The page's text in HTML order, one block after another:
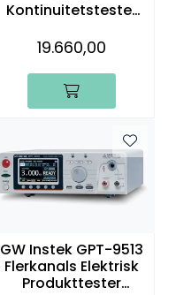
Kontinuitetstester
Jordingsforbindelse
s tester
19.660,00
GW Instek GPT-9513
Flerkanals Elektrisk
Produkttester